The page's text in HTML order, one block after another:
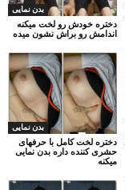
بدن نمایی
دختره خودش رو لخت میکنه
اندامش رو براش نشون میده
بدن نمایی
دختره لخت کامل با حرفهای
حشری کننده داره بدن نمایی
میکنه